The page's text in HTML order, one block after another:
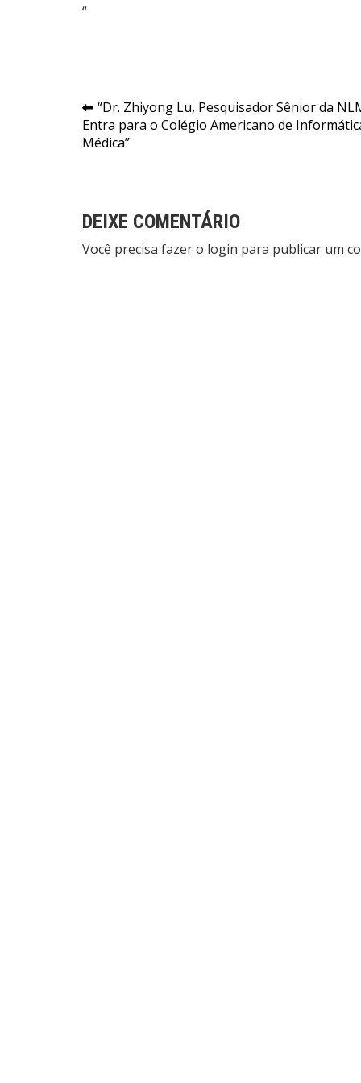
“
Navegação
de
“Dr. Zhiyong Lu, Pesquisador Sênior da
Entra para o Colégio Americano de
Médica”
DEIXE COMENTÁRIO
Você precisa fazer o login para publicar um